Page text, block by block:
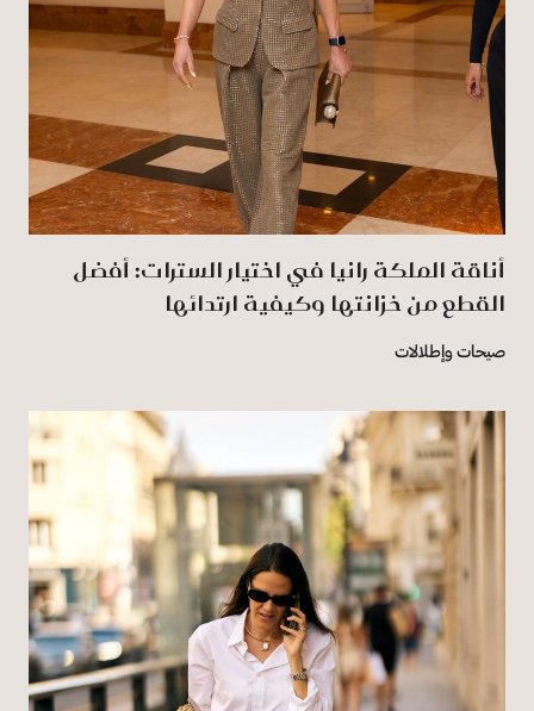
أناقة الملكة رانيا في اختيار السترات: أفضل
القطع من خزانتها وكيفية ارتدائها
صيحات وإطلالات